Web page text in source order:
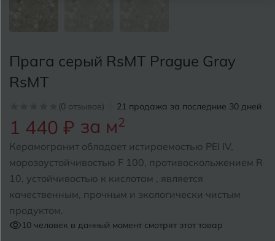
Прага серый RsMT Prague Gray
RsMT
(0 отзывов) 21 продажа за последние 30 дней
1 440 ₽ за м2
Керамогранит обладает истираемостью PEI IV,
морозоустойчивостью F 100, противоскольжением R
10, устойчивостью к кислотам , является
качественным, прочным и экологически чистым
продуктом.
10 человек в данный момент смотрят этот товар
Анапа
Б Барнаул
Белгород
Белореченск
Боровичи
Псков
Ростов-на-Дону